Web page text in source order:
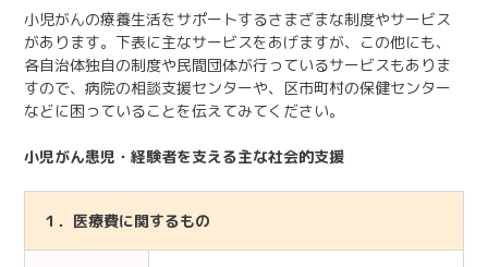
小児がんの療養生活をサポートするさまざまな制度やサービス
があります。下表に主なサービスをあげますが、この他にも、
各自治体独自の制度や民間団体が行っているサービスもありま
すので、病院の相談支援センターや、区市町村の保健センター
などに困っていることを伝えてみてください。
小児がん患児・経験者を支える主な社会的支援
１．医療費に関するもの